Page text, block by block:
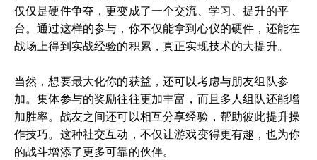
仅仅是硬件争夺，更变成了一个交流、学习、提升的平
台。通过这样的参与，你不仅能拿到心仪的硬件，还能在
战场上得到实战经验的积累，真正实现技术的大提升。
当然，想要最大化你的获益，还可以考虑与朋友组队参
加。集体参与的奖励往往更加丰富，而且多人组队还能增
加胜率。战友之间还可以相互分享经验，帮助彼此提升操
作技巧。这种社交互动，不仅让游戏变得更有趣，也为你
的战斗增添了更多可靠的伙伴。